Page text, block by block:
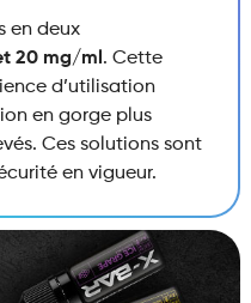
en deux
20 mg/ml . Cette
d’utilisation
en gorge plus
Ces solutions sont
en vigueur.